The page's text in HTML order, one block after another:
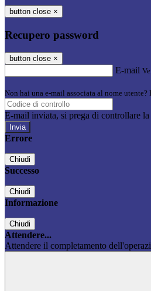
button close ×
Recupero password
button close ×
E-mail
Non hai una e-mail associata al nome
E-mail inviata, si prega di controllare
Errore
Chiudi
Successo
Chiudi
Informazione
Chiudi
Attendere...
Attendere il completamento